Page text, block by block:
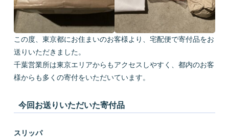
この度、東京都にお住まいのお客様より、宅配便で寄付品をお
送りいただきました。
千葉営業所は東京エリアからもアクセスしやすく、都内のお客
様からも多くの寄付をいただいています。
今回お送りいただいた寄付品
スリッパ